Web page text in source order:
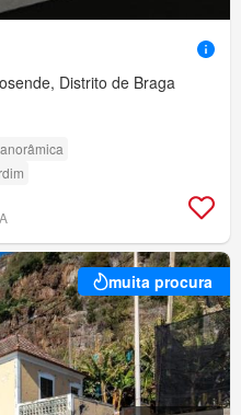
Distrito de Braga
muita procura